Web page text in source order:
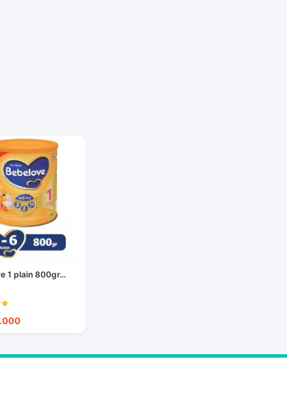
1 plain 800gr...